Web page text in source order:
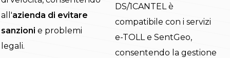
all'azienda di evitare
sanzioni e problemi
legali.
DS/1CANTEL è
compatibile con i servizi
e-TOLL e SentGeo,
consentendo la gestione